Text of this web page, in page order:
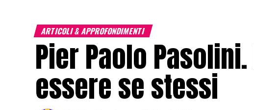
ARTICOLI & APPROFONDIMENTI
Pier Paolo
essere se stessi